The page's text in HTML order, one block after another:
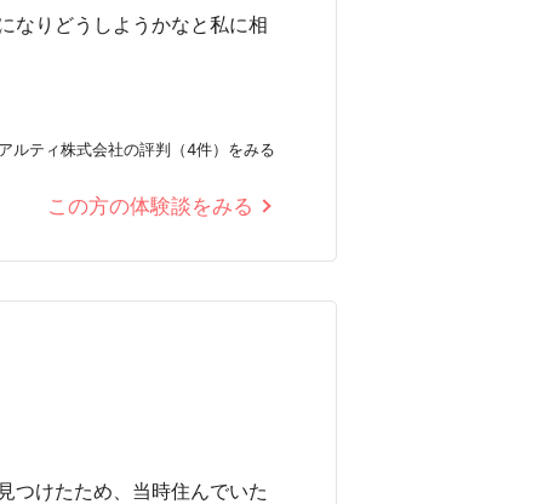
なりどうしようかなと私に相
ルティ株式会社の評判（4件）をみる
この方の体験談をみる
つけたため、当時住んでいた